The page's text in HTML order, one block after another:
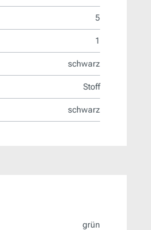
5
1
schwarz
Stoff
schwarz
grün